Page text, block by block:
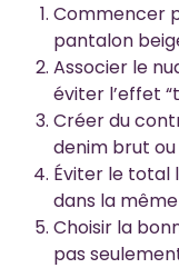
Commencer
pantalon
Associer le
éviter l’effet
Créer du
denim brut
Éviter le total
dans la
Choisir la
pas